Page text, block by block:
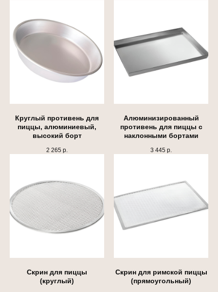
Круглый противень для
пиццы, алюминиевый,
высокий борт
2 265 р.
Алюминизированный
противень для пиццы с
наклонными бортами
3 445 р.
Скрин для пиццы
(круглый)
Скрин для римской пиццы
(прямоугольный)
Онлайн-курсы для
пиццайоло и пекарей
Професиональная мука для пиццы